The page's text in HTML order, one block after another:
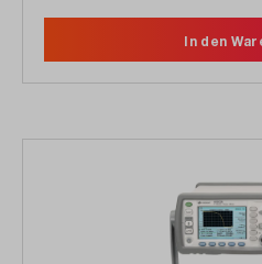
In den